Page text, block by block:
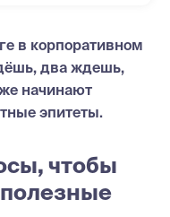
в корпоративном
два ждешь,
начинают
эпитеты.
чтобы